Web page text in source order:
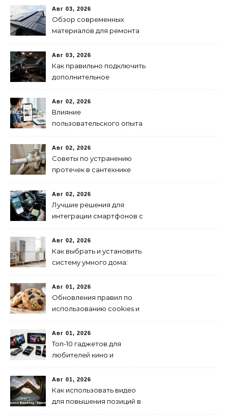
году для продвижения
сайта
Авг 03, 2026
Обзор современных
материалов для ремонта
Авг 03, 2026
Как правильно подключить
дополнительное
пошаговая инструкция
Авг 02, 2026
Влияние
пользовательского опыта
исследования
Авг 02, 2026
Советы по устранению
протечек в сантехнике
Авг 02, 2026
Лучшие решения для
интеграции смартфонов с
Авг 02, 2026
Как выбрать и установить
систему умного дома:
Авг 01, 2026
Обновления правил по
использованию cookies и
Авг 01, 2026
Топ-10 гаджетов для
любителей кино и
Авг 01, 2026
Как использовать видео
для повышения позиций в